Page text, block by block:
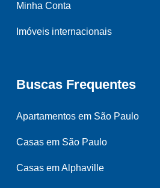
Minha Conta
Imóveis internacionais
Buscas Frequentes
Apartamentos em São Paulo
Casas em São Paulo
Casas em Alphaville